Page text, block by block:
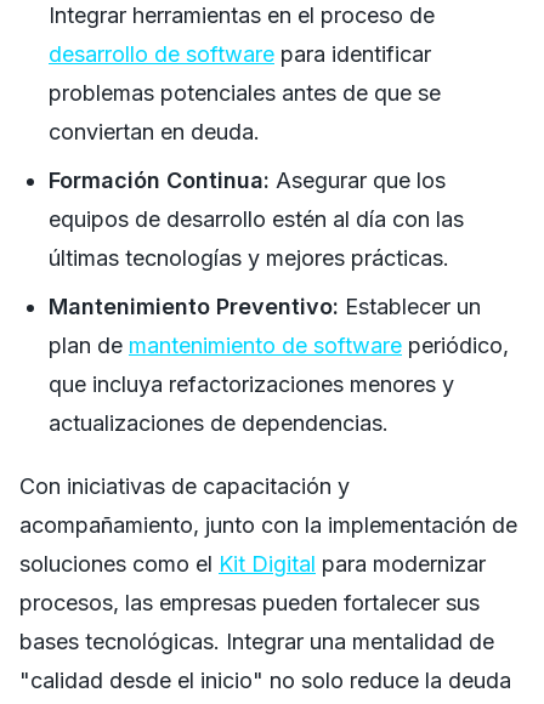
Integrar herramientas en el proceso de
desarrollo de software para identificar
problemas potenciales antes de que se
conviertan en deuda.
Formación Continua: Asegurar que los
equipos de desarrollo estén al día con las
últimas tecnologías y mejores prácticas.
Mantenimiento Preventivo: Establecer un
plan de mantenimiento de software periódico,
que incluya refactorizaciones menores y
actualizaciones de dependencias.
Con iniciativas de capacitación y
acompañamiento, junto con la implementación de
soluciones como el Kit Digital para modernizar
procesos, las empresas pueden fortalecer sus
bases tecnológicas. Integrar una mentalidad de
"calidad desde el inicio" no solo reduce la deuda